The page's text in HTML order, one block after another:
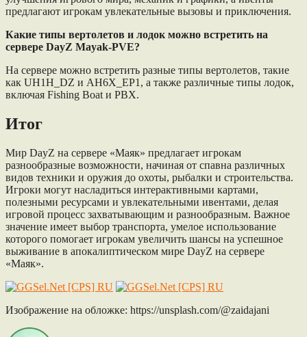
предлагают игрокам увлекательные вызовы и приключения.
Какие типы вертолетов и лодок можно встретить на
сервере DayZ Mayak-PVE?
На сервере можно встретить разные типы вертолетов, такие
как UH1H_DZ и AH6X_EP1, а также различные типы лодок,
включая Fishing Boat и PBX.
Итог
Мир DayZ на сервере «Маяк» предлагает игрокам
разнообразные возможности, начиная от спавна различных
видов техники и оружия до охоты, рыбалки и строительства.
Игроки могут насладиться интерактивными картами,
полезными ресурсами и увлекательными ивентами, делая
игровой процесс захватывающим и разнообразным. Важное
значение имеет выбор транспорта, умелое использование
которого помогает игрокам увеличить шансы на успешное
выживание в апокалиптическом мире DayZ на сервере
«Маяк».
Изображение на обложке: https://unsplash.com/@zaidajani